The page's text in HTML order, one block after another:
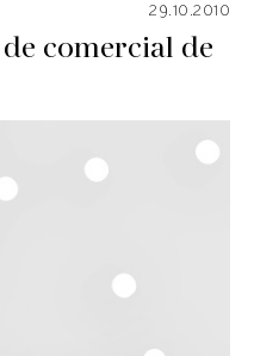
29.10.2010
comercial de